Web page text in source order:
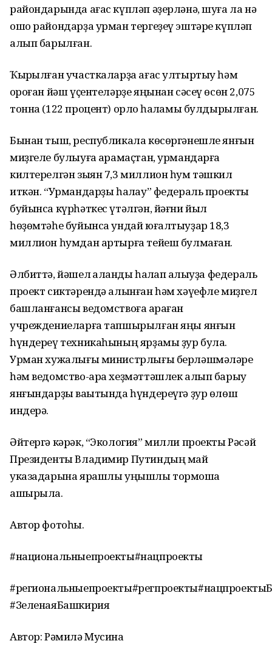
райондарында ағас күпләп әҙерләнә, шуға ла нәҡ
ошо райондарҙа урман тергеҙеү эштәре күпләп
алып барылған.
Ҡырҡылған участкаларҙа ағас ултыртыу һәм
ҡороған йәш үҫентеләрҙе яңынан сәсеү өсөн 2,075
тонна (122 процент) орлоҡ һаҡламы булдырылған.
Бынан тыш, республикала көсөргәнешле янғын
миҙгеле булыуға ҡарамаҫтан, урмандарға
килтерелгән зыян 7,3 миллион һум тәшкил
иткән. “Урмандарҙы һаҡлау” федераль проекты
буйынса күрһәткес үтәлгән, йәғни йыл
һөҙөмтәһе буйынса ундай юғалтыуҙар 18,3
миллион һумдан артырға тейеш булмаған.
Әлбиттә, йәшел ҡалҡанды һаҡлап ҡалыуҙа федераль
проект сиктәрендә алынған һәм хәүефле миҙгел
башланғансы ведомствоға ҡараған
учреждениеларға тапшырылған яңы янғын
һүндереү техникаһының ярҙамы ҙур була.
Урман хужалығы министрлығы берләшмәләре
һәм ведомство-ара хеҙмәттәшлек алып барыу
янғындарҙы ваҡытында һүндереүгә ҙур өлөш
индерә.
Әйтергә кәрәк, “Экология” милли проекты Рәсәй
Президенты Владимир Путиндың май
указадарына ярашлы уңышлы тормошҡа
ашырыла.
Автор фотоһы.
#национальныепроекты#нацпроекты
#ЗеленаяБашкирия
Автор: Рәмилә Мусина